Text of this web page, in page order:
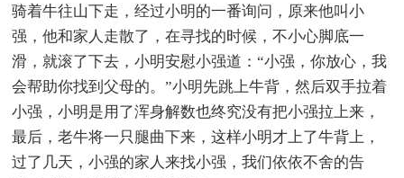
骑着牛往山下走，经过小明的一番询问，原来他叫小
强，他和家人走散了，在寻找的时候，不小心脚底一
滑，就滚了下去，小明安慰小强道：“小强，你放心，我
会帮助你找到父母的。”小明先跳上牛背，然后双手拉着
小强，小明是用了浑身解数也终究没有把小强拉上来，
最后，老牛将一只腿曲下来，这样小明才上了牛背上，
过了几天，小强的家人来找小强，我们依依不舍的告